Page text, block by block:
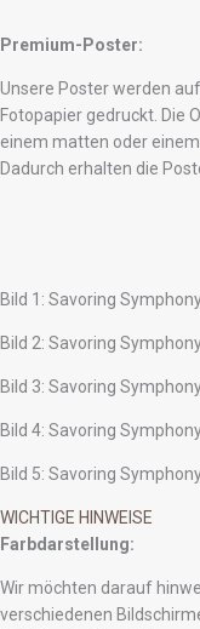
Premium-Poster:
Unsere Poster werden
Fotopapier gedruckt. Die
einem matten oder
Dadurch erhalten die
Bild 1: Savoring
Bild 2: Savoring
Bild 3: Savoring
Bild 4: Savoring
Bild 5: Savoring
WICHTIGE HINWEISE
Farbdarstellung:
Wir möchten darauf
verschiedenen